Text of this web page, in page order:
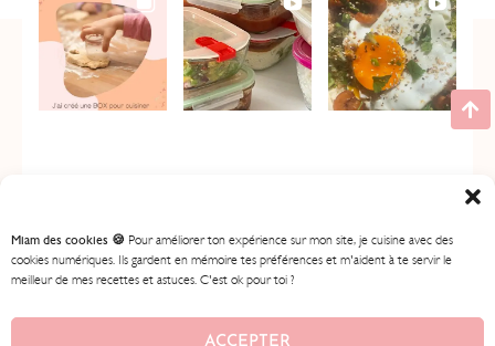
Miam des cookies 🍪 Pour améliorer ton expérience sur mon site, je cuisine avec des
cookies numériques. Ils gardent en mémoire tes préférences et m'aident à te servir le
meilleur de mes recettes et astuces. C'est ok pour toi ?
ACCEPTER